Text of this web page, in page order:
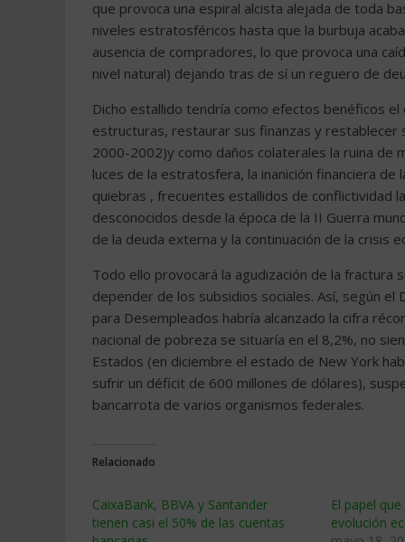
que provoca una espiral alcista alejada de toda
niveles estratosféricos hasta que la burbuja
ausencia de compradores, lo que provoca una
nivel natural) dejando tras de sí un reguero de
Dicho estallido tendría como efectos benéficos
estructuras, restaurar sus finanzas y restablecer
2000-2002)y como daños colaterales la ruina de
luces de la estratosfera, la inanición financiera
quiebras , frecuentes estallidos de conflictividad
desconocidos desde la época de la II Guerra
de la deuda externa y la continuación de la crisis
Todo ello provocará la agudización de la fractura
depender de los subsidios sociales. Así, según
para Desempleados habría alcanzado la cifra
nacional de pobreza se situaría en el 8,2%, no
Estados (en diciembre el estado de New York
sufrir un déficit de 600 millones de dólares),
bancarrota de varios organismos federales.
Relacionado
CaixaBank, BBVA y Santander
tienen casi el 50% de las cuentas
El papel que
evolución